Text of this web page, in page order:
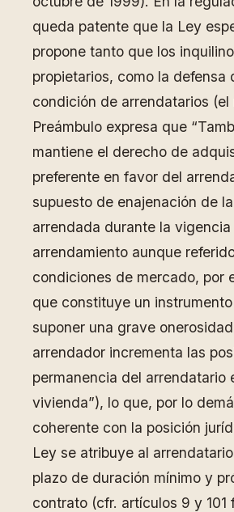
queda patente que la Ley
propone tanto que los
propietarios, como la defensa
condición de arrendatarios (el
Preámbulo expresa que
mantiene el derecho de
preferente en favor del
supuesto de enajenación de
arrendada durante la vigencia
arrendamiento aunque
condiciones de mercado, por
que constituye un
suponer una grave
arrendador incrementa las
permanencia del arrendatario
vivienda”), lo que, por lo
coherente con la posición
Ley se atribuye al
plazo de duración mínimo y
contrato (cfr. artículos 9 y 101